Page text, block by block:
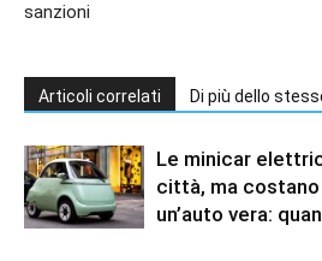
sanzioni
Articoli correlati Di più dello
Le minicar
città, ma
un’auto vera: